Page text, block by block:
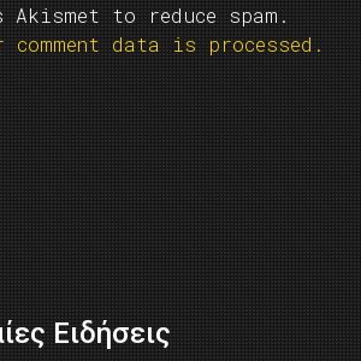
to reduce spam.
comment data is processed.
Ειδήσεις